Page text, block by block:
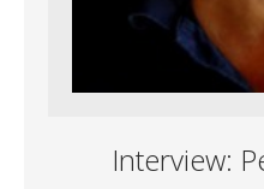
Interview: